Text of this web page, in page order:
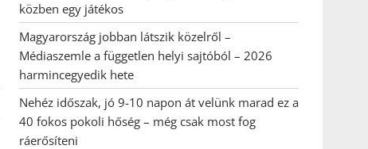
közben egy játékos
Magyarország jobban látszik közelről –
Médiaszemle a független helyi sajtóból – 2026
harmincegyedik hete
Nehéz időszak, jó 9-10 napon át velünk marad ez a
40 fokos pokoli hőség – még csak most fog
ráerősíteni